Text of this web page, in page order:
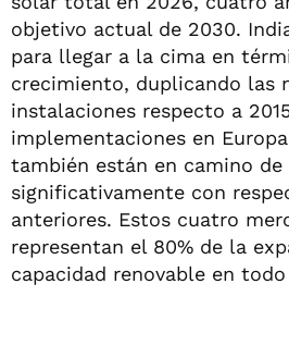
objetivo actual de 2030.
para llegar a la cima en
crecimiento, duplicando las
instalaciones respecto a
implementaciones en
también están en camino de
significativamente con
anteriores. Estos cuatro
representan el 80% de la
capacidad renovable en